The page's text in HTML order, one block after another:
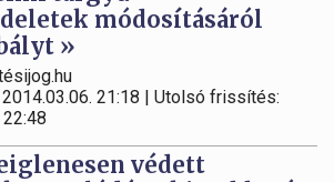
módosításáról
»
21:18 | Utolsó frissítés:
védett